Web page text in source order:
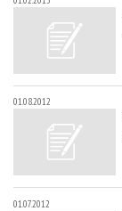
01.08.2012
01.07.2012